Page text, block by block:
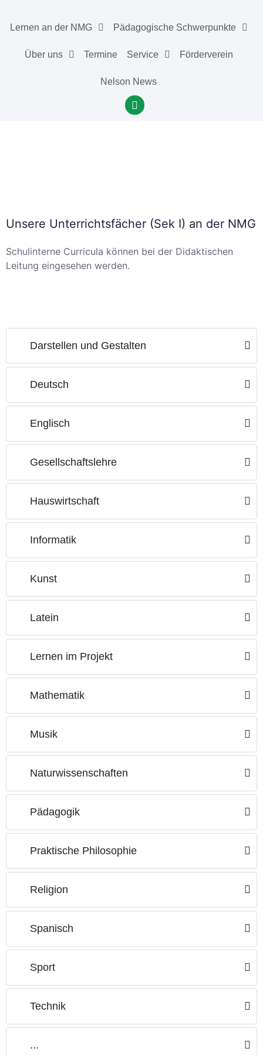
Lernen an der NMG Pädagogische Schwerpunkte
Über uns Termine Service Förderverein
Nelson News
Unsere Unterrichtsfächer (Sek I) an der NMG
Schulinterne Curricula können bei der Didaktischen
Leitung eingesehen werden.
Darstellen und Gestalten
Deutsch
Englisch
Gesellschaftslehre
Hauswirtschaft
Informatik
Kunst
Latein
Lernen im Projekt
Mathematik
Musik
Naturwissenschaften
Pädagogik
Praktische Philosophie
Religion
Spanisch
Sport
Technik
...